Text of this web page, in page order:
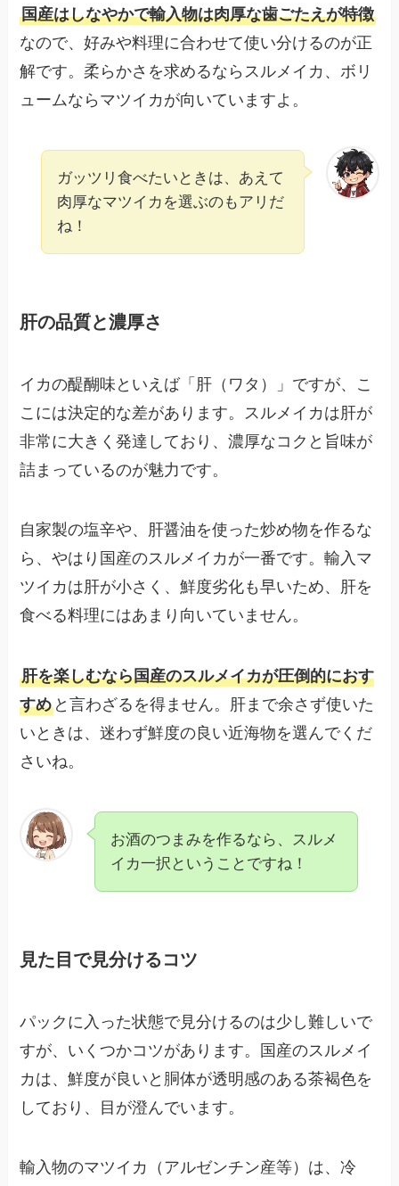
国産はしなやかで輸入物は肉厚な歯ごたえが特徴
なので、好みや料理に合わせて使い分けるのが正
解です。柔らかさを求めるならスルメイカ、ボリ
ュームならマツイカが向いていますよ。
ガッツリ食べたいときは、あえて
肉厚なマツイカを選ぶのもアリだ
ね！
肝の品質と濃厚さ
イカの醍醐味といえば「肝（ワタ）」ですが、こ
こには決定的な差があります。スルメイカは肝が
非常に大きく発達しており、濃厚なコクと旨味が
詰まっているのが魅力です。
自家製の塩辛や、肝醤油を使った炒め物を作るな
ら、やはり国産のスルメイカが一番です。輸入マ
ツイカは肝が小さく、鮮度劣化も早いため、肝を
食べる料理にはあまり向いていません。
肝を楽しむなら国産のスルメイカが圧倒的におす
すめ と言わざるを得ません。肝まで余さず使いた
いときは、迷わず鮮度の良い近海物を選んでくだ
さいね。
お酒のつまみを作るなら、スルメ
イカ一択ということですね！
見た目で見分けるコツ
パックに入った状態で見分けるのは少し難しいで
すが、いくつかコツがあります。国産のスルメイ
カは、鮮度が良いと胴体が透明感のある茶褐色を
しており、目が澄んでいます。
輸入物のマツイカ（アルゼンチン産等）は、冷